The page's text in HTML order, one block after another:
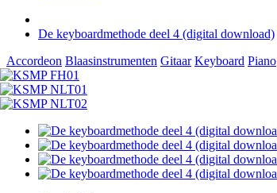
De keyboardmethode deel 4 (digital download)
Accordeon Blaasinstrumenten Gitaar Keyboard Piano